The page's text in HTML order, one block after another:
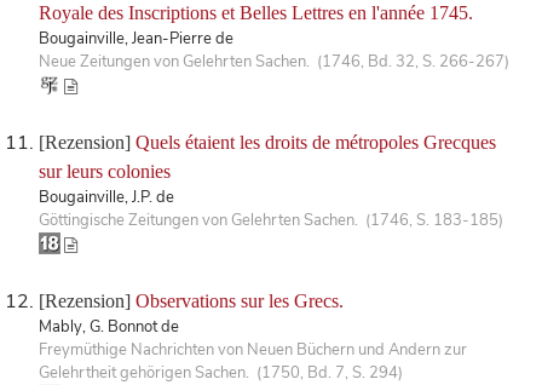
Royale des Inscriptions et Belles Lettres en l'année 1745.
Bougainville, Jean-Pierre de
Neue Zeitungen von Gelehrten Sachen. (1746, Bd. 32, S. 266-267)
[Rezension] Quels étaient les droits de métropoles Grecques
sur leurs colonies
Bougainville, J.P. de
Göttingische Zeitungen von Gelehrten Sachen. (1746, S. 183-185)
[Rezension] Observations sur les Grecs.
Mably, G. Bonnot de
Freymüthige Nachrichten von Neuen Büchern und Andern zur
Gelehrtheit gehörigen Sachen. (1750, Bd. 7, S. 294)